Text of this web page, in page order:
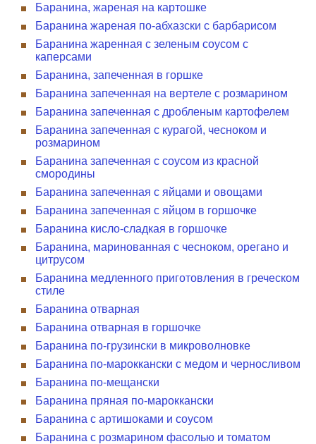
Баранина, жареная на картошке
Баранина жареная по-абхазски с барбарисом
Баранина жаренная с зеленым соусом с
каперсами
Баранина, запеченная в горшке
Баранина запеченная на вертеле с розмарином
Баранина запеченная с дробленым картофелем
Баранина запеченная с курагой, чесноком и
розмарином
Баранина запеченная с соусом из красной
смородины
Баранина запеченная с яйцами и овощами
Баранина запеченная с яйцом в горшочке
Баранина кисло-сладкая в горшочке
Баранина, маринованная с чесноком, орегано и
цитрусом
Баранина медленного приготовления в греческом
стиле
Баранина отварная
Баранина отварная в горшочке
Баранина по-грузински в микроволновке
Баранина по-мароккански с медом и черносливом
Баранина по-мещански
Баранина пряная по-мароккански
Баранина с артишоками и соусом
Баранина с розмарином фасолью и томатом